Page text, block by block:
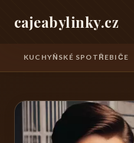
cajeabylinky.cz
KUCHYŇSKÉ SPOTŘEBIČE